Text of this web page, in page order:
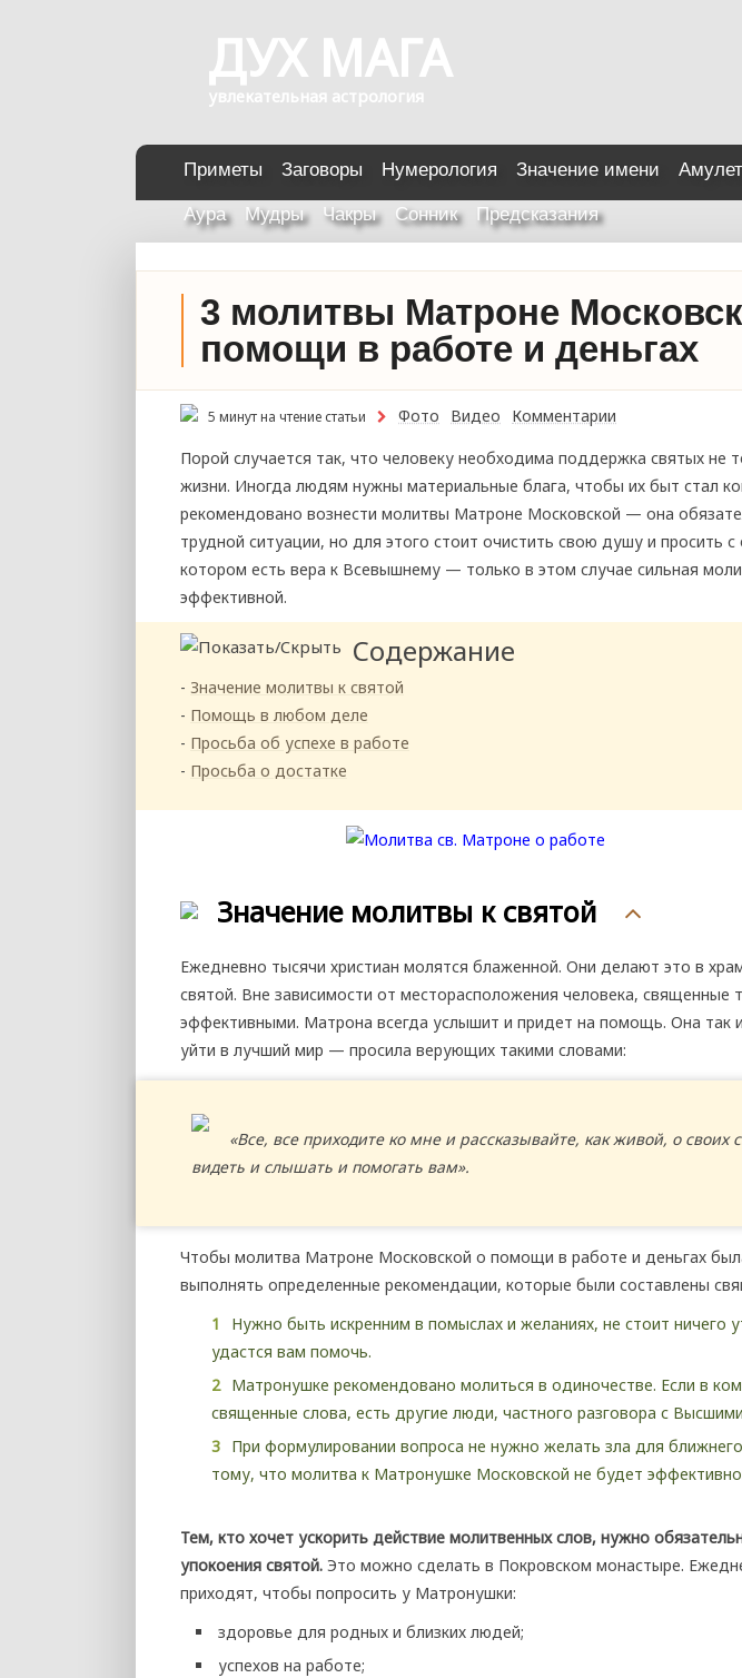
ДУХ МАГА
увлекательная астрология
Приметы Заговоры Нумерология Значение имени
Аура Мудры Чакры Сонник Предсказания
3 молитвы Матроне
помощи в работе и деньгах
5 минут на чтение статьи Фото Видео
Комментарии
Порой случается так, что человеку необходима поддержка святых не
жизни. Иногда людям нужны материальные блага, чтобы их быт стал
рекомендовано вознести молитвы Матроне Московской — она
трудной ситуации, но для этого стоит очистить свою душу и просить
котором есть вера к Всевышнему — только в этом случае сильная
эффективной.
Содержание
Значение молитвы к святой
Помощь в любом деле
Просьба об успехе в работе
Просьба о достатке
Значение молитвы к святой
Ежедневно тысячи христиан молятся блаженной. Они делают это в
святой. Вне зависимости от месторасположения человека, священные
эффективными. Матрона всегда услышит и придет на помощь. Она так
уйти в лучший мир — просила верующих такими словами:
«Все, все приходите ко мне и рассказывайте, как живой, о своих
видеть и слышать и помогать вам».
Чтобы молитва Матроне Московской о помощи в работе и деньгах
выполнять определенные рекомендации, которые были составлены
Нужно быть искренним в помыслах и желаниях, не стоит ничего
удастся вам помочь.
Матронушке рекомендовано молиться в одиночестве. Если в
священные слова, есть другие люди, частного разговора с
При формулировании вопроса не нужно желать зла для
тому, что молитва к Матронушке Московской не будет
Тем, кто хочет ускорить действие молитвенных слов, нужно
упокоения святой. Это можно сделать в Покровском монастыре.
приходят, чтобы попросить у Матронушки:
здоровье для родных и близких людей;
успехов на работе;